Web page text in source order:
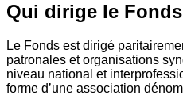
Qui dirige le
Le Fonds est dirigé
patronales et organisations
niveau national et
forme d’une association